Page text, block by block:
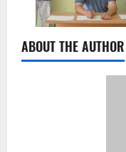
ABOUT THE AUTHOR